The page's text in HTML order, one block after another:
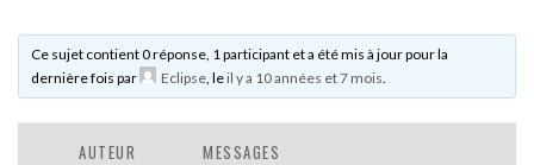
Ce sujet contient 0 réponse, 1 participant et a été mis à jour pour la
dernière fois par
Eclipse , leil y a 10 années et 7 mois
AUTEUR MESSAGES